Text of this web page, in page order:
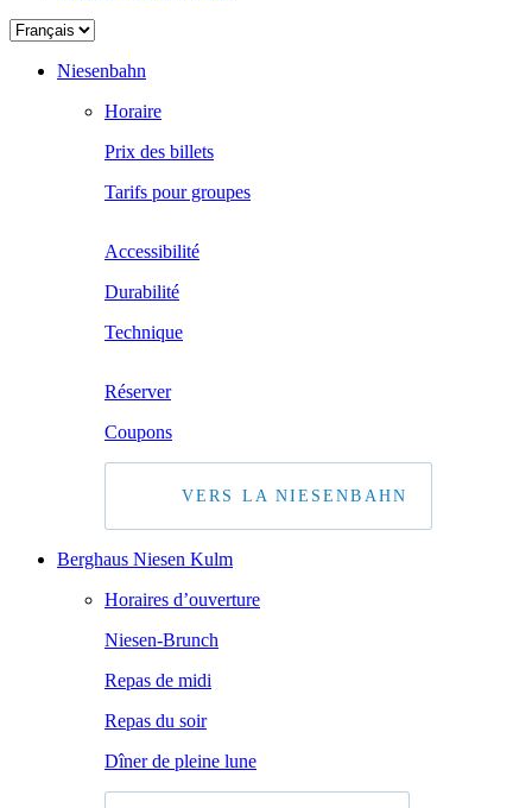
Choisir
langueNiesenbahn
Horaire
Prix des billets
Tarifs pour groupes
Accessibilité
Durabilité
Technique
Réserver
Coupons
VERS LA NIESENBAHN
Berghaus Niesen Kulm
Horaires d’ouverture
Niesen-Brunch
Repas de midi
Repas du soir
Dîner de pleine lune